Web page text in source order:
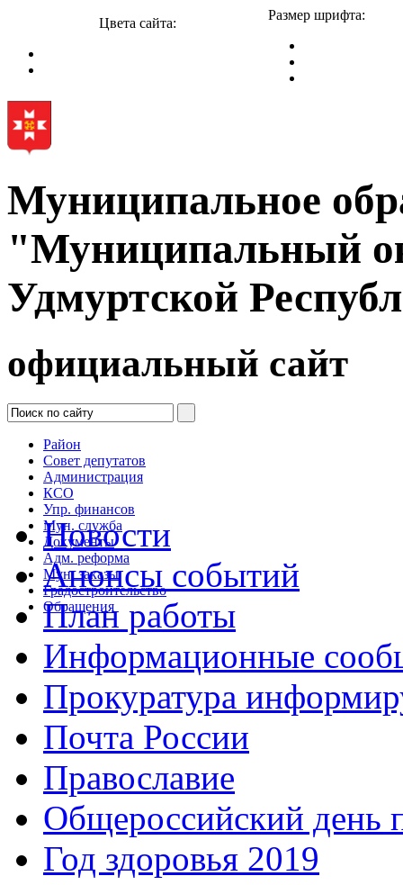
Цвета сайта:
Размер шрифта:
Муниципальное
"Муниципальный
Удмуртской
официальный сайт
Район
Совет депутатов
Администрация
КСО
Упр. финансов
Мун. служба
Документы
Адм. реформа
Мун. заказы
Градостроительство
Обращения
Новости
Анонсы событий
План работы
Информационные
Прокуратура
Почта России
Православие
Общероссийский день
Год здоровья 2019